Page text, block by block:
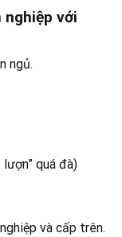
nghiệp với
ngủ.
quá đà)
và cấp trên.